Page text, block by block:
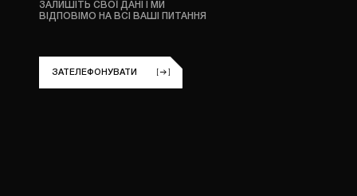
ЗАЛИШІТЬ СВОЇ ДАНІ
І МИ
ВІДПОВІМО НА ВСІ ВАШІ ПИТАННЯ
ЗАТЕЛЕФОНУВАТИ